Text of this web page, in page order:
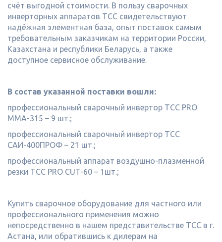
счёт выгодной стоимости. В пользу сварочных
инверторных аппаратов ТСС свидетельствуют
надёжная элементная база, опыт поставок самым
требовательным заказчикам на территории России,
Казахстана и республики Беларусь, а также
доступное сервисное обслуживание.
В состав указанной поставки вошли:
профессиональный сварочный инвертор ТСС PRO
MMA-315 – 9 шт.;
профессиональный сварочный инвертор ТСС
САИ-400ПРОФ – 21 шт.;
профессиональный аппарат воздушно-плазменной
резки ТСС PRO CUT-60 – 1шт.;
Купить сварочное оборудование для частного или
профессионального применения можно
непосредственно в нашем представительстве ТСС в г.
Астана, или обратившись к дилерам на